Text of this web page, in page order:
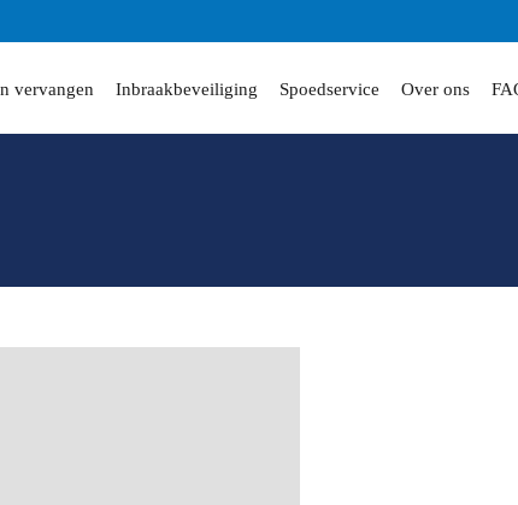
vervangen Inbraakbeveiliging Spoedservice Over ons